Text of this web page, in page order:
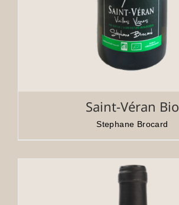
Saint-Véran Bio
Stephane Brocard